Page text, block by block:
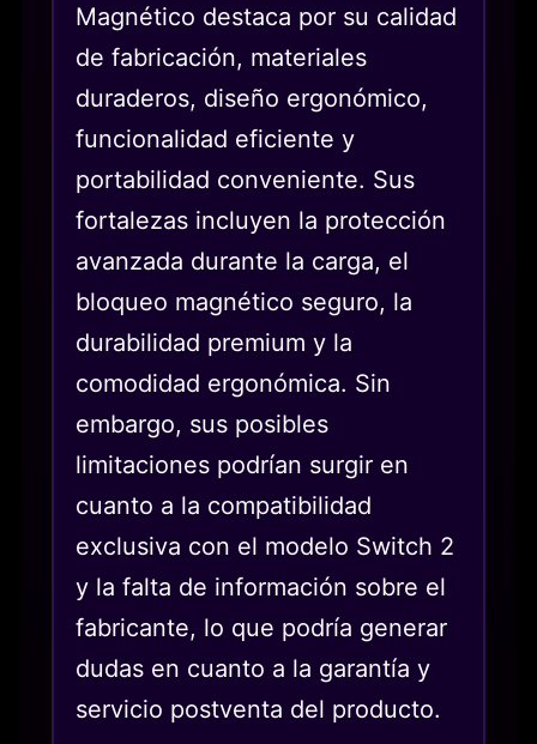
Magnético destaca por su calidad
de fabricación, materiales
duraderos, diseño ergonómico,
funcionalidad eficiente y
portabilidad conveniente. Sus
fortalezas incluyen la protección
avanzada durante la carga, el
bloqueo magnético seguro, la
durabilidad premium y la
comodidad ergonómica. Sin
embargo, sus posibles
limitaciones podrían surgir en
cuanto a la compatibilidad
exclusiva con el modelo Switch 2
y la falta de información sobre el
fabricante, lo que podría generar
dudas en cuanto a la garantía y
servicio postventa del producto.